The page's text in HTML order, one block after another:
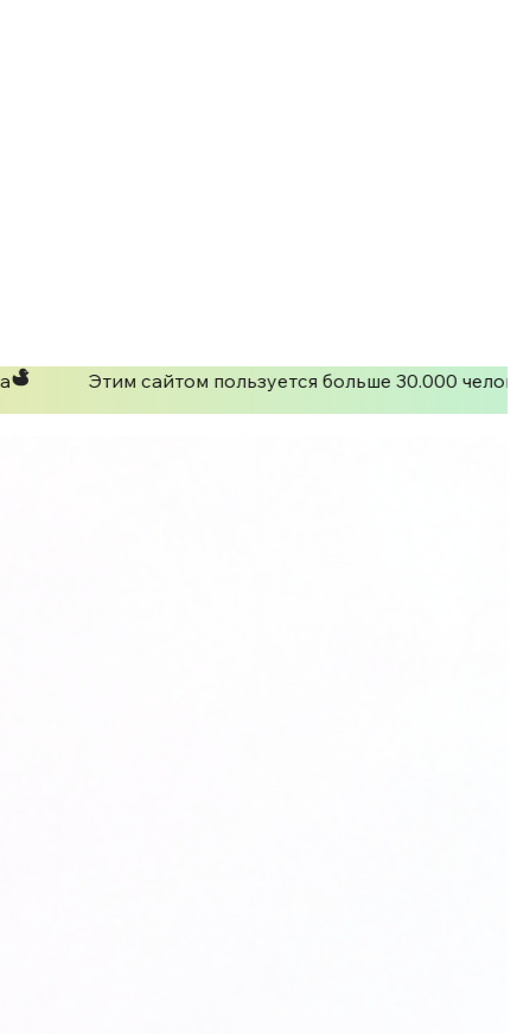
Этим сайтом пользуется больше 30.000